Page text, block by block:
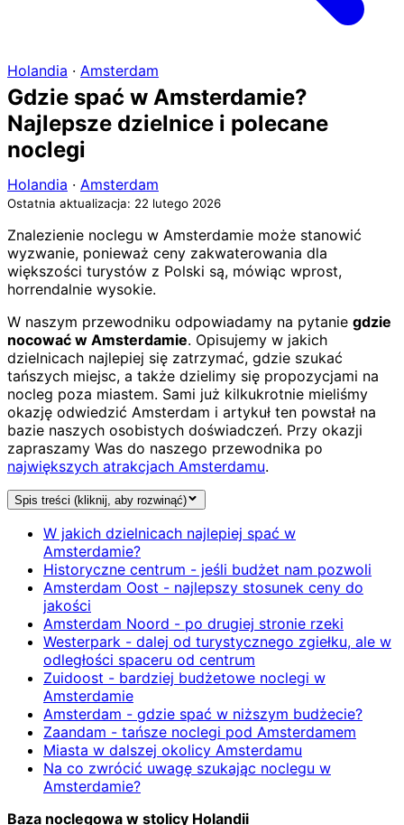
Holandia · Amsterdam
Gdzie spać w Amsterdamie?
Najlepsze dzielnice i polecane
noclegi
Holandia · Amsterdam
Ostatnia aktualizacja: 22 lutego 2026
Znalezienie noclegu w Amsterdamie może stanowić
wyzwanie, ponieważ ceny zakwaterowania dla
większości turystów z Polski są, mówiąc wprost,
horrendalnie wysokie.
W naszym przewodniku odpowiadamy na pytanie gdzie
nocować w Amsterdamie. Opisujemy w jakich
dzielnicach najlepiej się zatrzymać, gdzie szukać
tańszych miejsc, a także dzielimy się propozycjami na
nocleg poza miastem. Sami już kilkukrotnie mieliśmy
okazję odwiedzić Amsterdam i artykuł ten powstał na
bazie naszych osobistych doświadczeń. Przy okazji
zapraszamy Was do naszego przewodnika po
największych atrakcjach Amsterdamu.
Spis treści (kliknij, aby rozwinąć)
W jakich dzielnicach najlepiej spać w
Amsterdamie?
Historyczne centrum - jeśli budżet nam pozwoli
Amsterdam Oost - najlepszy stosunek ceny do
jakości
Amsterdam Noord - po drugiej stronie rzeki
Westerpark - dalej od turystycznego zgiełku, ale w
odległości spaceru od centrum
Zuidoost - bardziej budżetowe noclegi w
Amsterdamie
Amsterdam - gdzie spać w niższym budżecie?
Zaandam - tańsze noclegi pod Amsterdamem
Miasta w dalszej okolicy Amsterdamu
Na co zwrócić uwagę szukając noclegu w
Amsterdamie?
Baza noclegowa w stolicy Holandii